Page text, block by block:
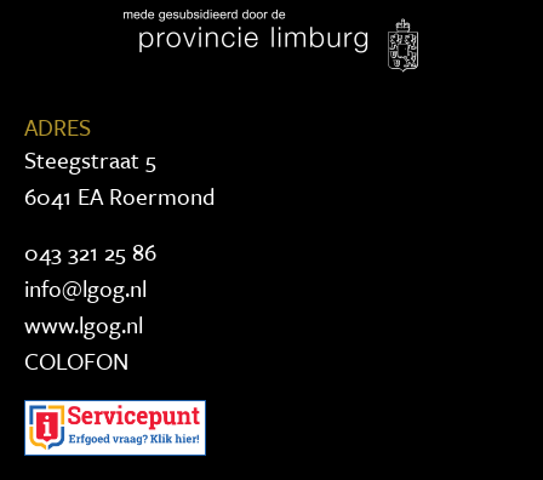
ADRES
Steegstraat 5
6041 EA Roermond
043 321 25 86
info@lgog.nl
www.lgog.nl
COLOFON